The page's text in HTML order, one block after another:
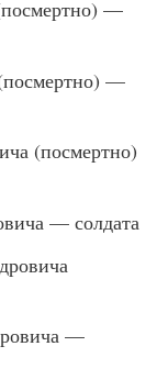
—
—
(посмертно)
— солдата
—